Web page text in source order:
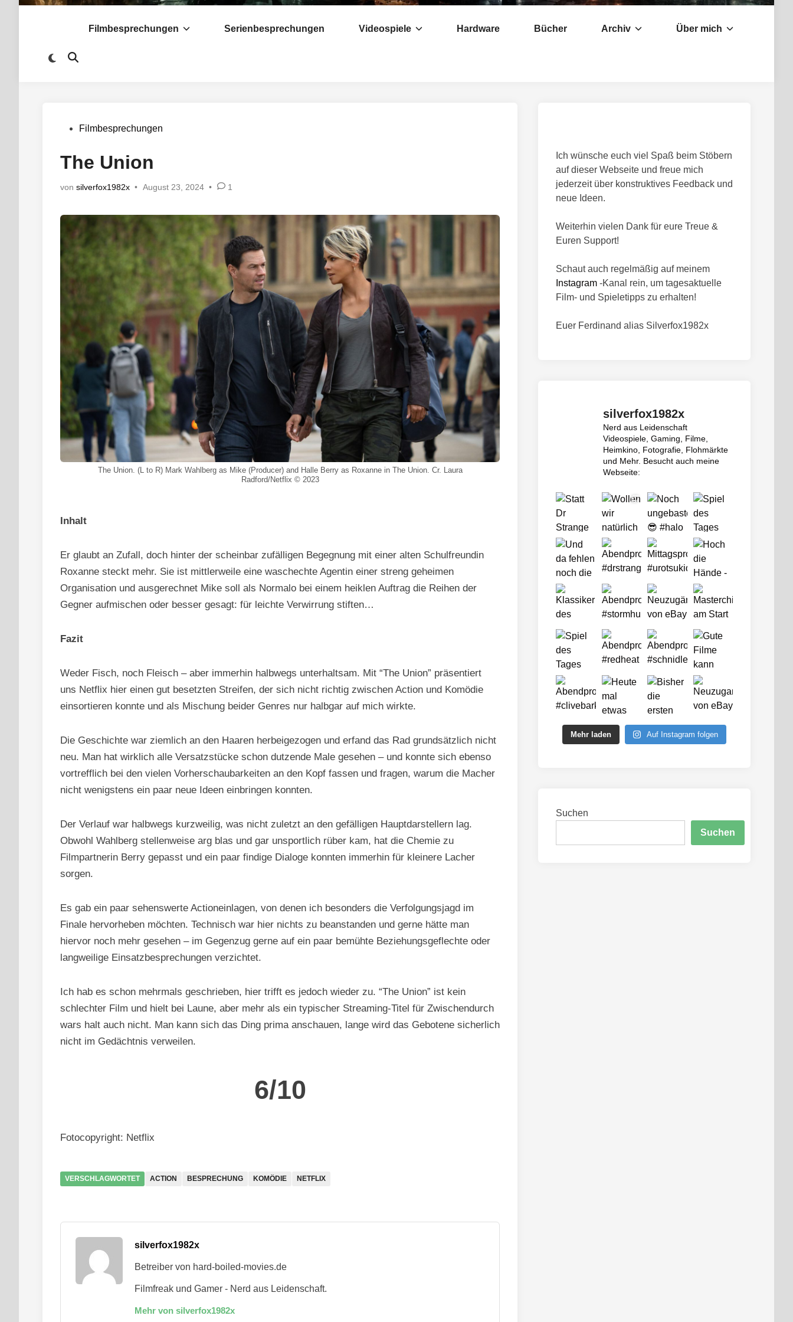
Filmbesprechungen Serienbesprechungen Videospiele Hardware Bücher Archiv Über mich
Zu
Suche
Veröffentlicht
Filmbesprechungen
The Union
von silverfox1982x • August 23, 2024 • 1
The Union. (L to R) Mark Wahlberg as Mike (Producer) and Halle Berry as Roxanne in The Union. Cr. Laura
Radford/Netflix © 2023
Inhalt
Er glaubt an Zufall, doch hinter der scheinbar zufälligen Begegnung mit einer alten Schulfreundin
Roxanne steckt mehr. Sie ist mittlerweile eine waschechte Agentin einer streng geheimen
Organisation und ausgerechnet Mike soll als Normalo bei einem heiklen Auftrag die Reihen der
Gegner aufmischen oder besser gesagt: für leichte Verwirrung stiften…
Fazit
Weder Fisch, noch Fleisch – aber immerhin halbwegs unterhaltsam. Mit “The Union” präsentiert
uns Netflix hier einen gut besetzten Streifen, der sich nicht richtig zwischen Action und Komödie
einsortieren konnte und als Mischung beider Genres nur halbgar auf mich wirkte.
Die Geschichte war ziemlich an den Haaren herbeigezogen und erfand das Rad grundsätzlich nicht
neu. Man hat wirklich alle Versatzstücke schon dutzende Male gesehen – und konnte sich ebenso
vortrefflich bei den vielen Vorherschaubarkeiten an den Kopf fassen und fragen, warum die Macher
nicht wenigstens ein paar neue Ideen einbringen konnten.
Der Verlauf war halbwegs kurzweilig, was nicht zuletzt an den gefälligen Hauptdarstellern lag.
Obwohl Wahlberg stellenweise arg blas und gar unsportlich rüber kam, hat die Chemie zu
Filmpartnerin Berry gepasst und ein paar findige Dialoge konnten immerhin für kleinere Lacher
sorgen.
Es gab ein paar sehenswerte Actioneinlagen, von denen ich besonders die Verfolgungsjagd im
Finale hervorheben möchten. Technisch war hier nichts zu beanstanden und gerne hätte man
hiervor noch mehr gesehen – im Gegenzug gerne auf ein paar bemühte Beziehungsgeflechte oder
langweilige Einsatzbesprechungen verzichtet.
Ich hab es schon mehrmals geschrieben, hier trifft es jedoch wieder zu. “The Union” ist kein
schlechter Film und hielt bei Laune, aber mehr als ein typischer Streaming-Titel für Zwischendurch
wars halt auch nicht. Man kann sich das Ding prima anschauen, lange wird das Gebotene sicherlich
nicht im Gedächtnis verweilen.
6/10
Fotocopyright: Netflix
VERSCHLAGWORTET ACTION BESPRECHUNG KOMÖDIE NETFLIX
silverfox1982x
Betreiber von hard-boiled-movies.de
Filmfreak und Gamer - Nerd aus Leidenschaft.
Mehr von silverfox1982x
Ich wünsche euch viel Spaß beim Stöbern
auf dieser Webseite und freue mich
jederzeit über konstruktives Feedback und
neue Ideen.
Weiterhin vielen Dank für eure Treue &
Euren Support!
Schaut auch regelmäßig auf meinem
Instagram -Kanal rein, um tagesaktuelle
Film- und Spieletipps zu erhalten!
Euer Ferdinand alias Silverfox1982x
silverfox1982x
Nerd aus Leidenschaft
Videospiele, Gaming, Filme,
Heimkino, Fotografie, Flohmärkte
und Mehr. Besucht auch meine
Webseite:
Mehr laden Auf Instagram folgen
Suchen
Suchen